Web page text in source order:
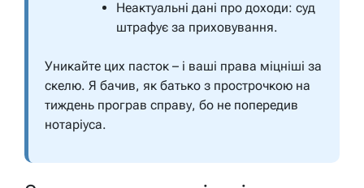
Неактуальні дані про доходи: суд
штрафує за приховування.
Уникайте цих пасток – і ваші права міцніші за
скелю. Я бачив, як батько з прострочкою на
тиждень програв справу, бо не попередив
нотаріуса.